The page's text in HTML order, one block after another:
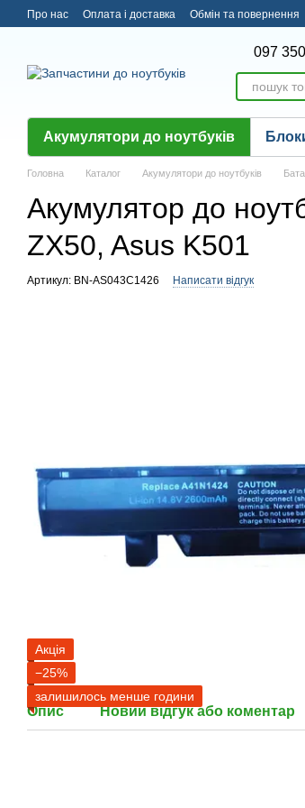
Перейти до основного контенту
Про нас Оплата і доставка Обмін та повернення
097
Акумулятори до ноутбуків
Головна Каталог Акумулятори до ноутбуків
Акумулятор до
ZX50, Asus K501
Артикул: BN-AS043C1426 Написати відгук
Акція
−25%
залишилось менше години
Опис Новий відгук або коментар